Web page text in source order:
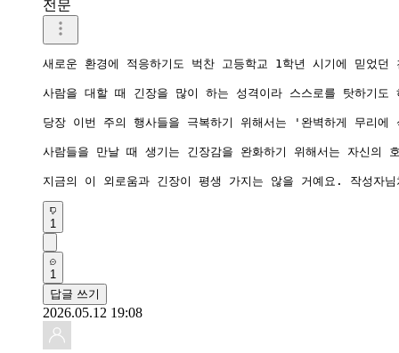
전문
새로운 환경에 적응하기도 벅찬 고등학교 1학년 시기에 믿었
사람을 대할 때 긴장을 많이 하는 성격이라 스스로를 탓하기
당장 이번 주의 행사들을 극복하기 위해서는 '완벽하게 무리
사람들을 만날 때 생기는 긴장감을 완화하기 위해서는 자신
1
1
답글 쓰기
2026.05.12 19:08